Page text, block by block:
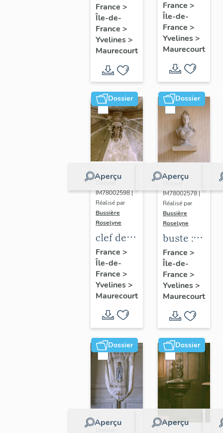
de
procession
:
Immaculée
Conception
France >
Île-de-
France >
Yvelines>
Maurecourt
Christ
glorieux
France >
Île-de-
France >
Yvelines>
Maurecourt
Dossier
Aperçu
Dossier
IM78002598 |
Réalisé par
Bussière
Roselyne
clef de
voûte
pendante
: Vierge
à
l'Enfant
France >
Île-de-
France >
Yvelines>
Maurecourt
Dossier
Aperçu
IM78002578 |
Réalisé par
Bussière
Roselyne
buste :
Marianne
France >
Île-de-
France >
Yvelines>
Maurecourt
Dossier
Aperçu
Dossier
Aperçu